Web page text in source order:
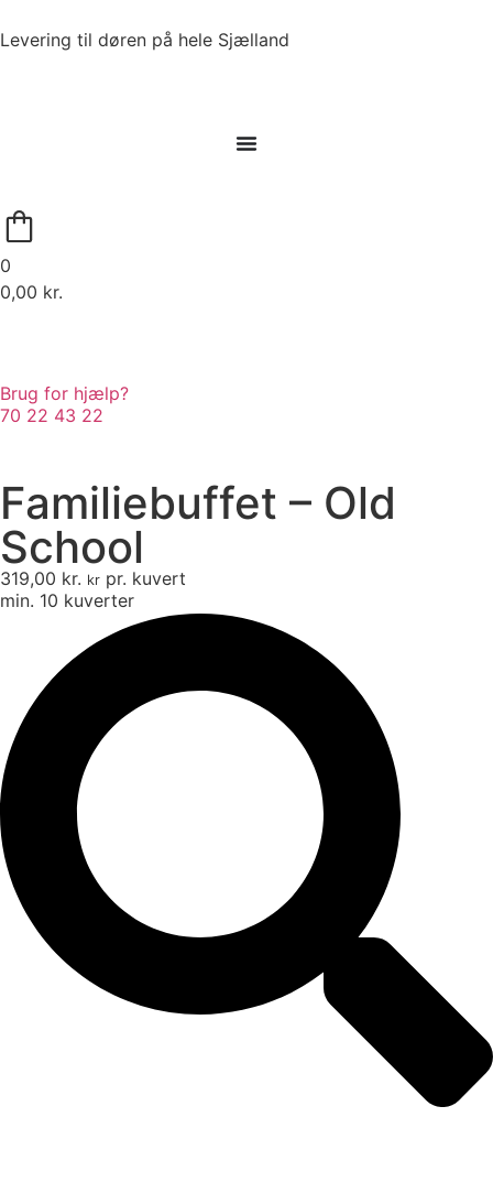
Levering til døren på hele Sjælland
0
0,00 kr.
Brug for hjælp?
70 22 43 22
Familiebuffet – Old
School
319,00 kr. kr pr. kuvert
min. 10 kuverter